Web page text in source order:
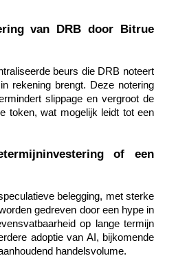
contante beloningen te ontvangen
van DRB door Bitrue
beurs die DRB noteert
rekening brengt. Deze notering
slippage en vergroot de
token, wat mogelijk leidt tot een
of een
belegging, met sterke
gedreven door een hype in
op lange termijn
adoptie van AI, bijkomende
handelsvolume.